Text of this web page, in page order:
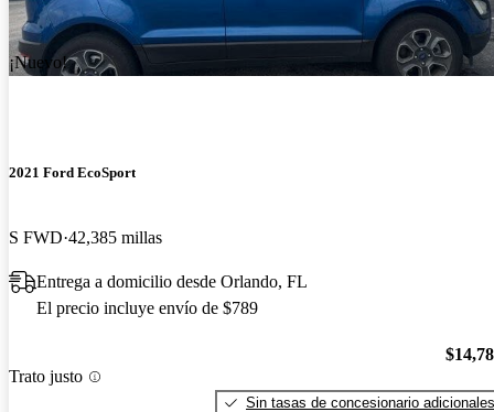
¡Nuevo!
2021 Ford EcoSport
S FWD 42,385 millas
Entrega a domicilio desde Orlando, FL
El precio incluye envío de $789
Trato justo
Sin tasas de concesionario adicionales